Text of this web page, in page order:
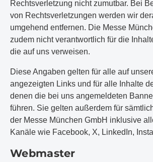
Rechtsverletzung nicht zumutbar. Bei
von Rechtsverletzungen werden wir
umgehend entfernen. Die Messe
zudem nicht verantwortlich für die
die auf uns verweisen.
Diese Angaben gelten für alle auf
angezeigten Links und für alle Inhalte
denen die bei uns angemeldeten
führen. Sie gelten außerdem für
der Messe München GmbH inklusive
Kanäle wie Facebook, X, LinkedIn,
Webmaster